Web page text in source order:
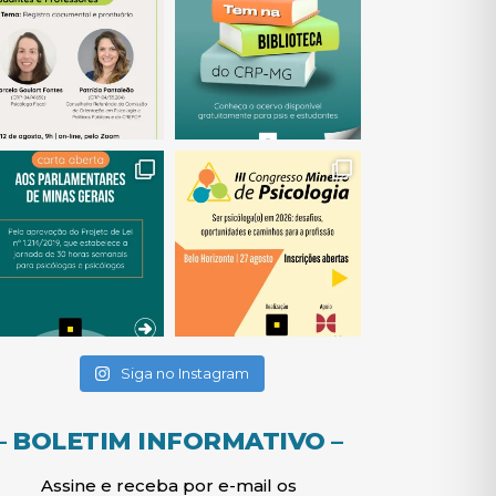
(abre em nova janela) (abre em nova janela)
Siga no Instagram(abre em nova janela)
BOLETIM INFORMATIVO –
Assine e receba por e-mail os